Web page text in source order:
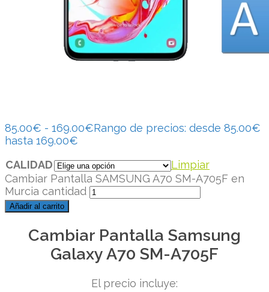
85.00€ - 169.00€Rango de precios: desde 85.00€
hasta 169.00€
CALIDAD
Limpiar
Cambiar Pantalla SAMSUNG A70 SM-A705F en
Murcia cantidad
Añadir al carrito
Cambiar Pantalla Samsung
Galaxy A70 SM-A705F
El precio incluye: